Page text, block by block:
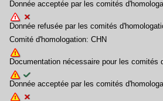
Donnée acceptée par les comités
Donnée refusée par les comités
Comité d'homologation: CHN
Documentation nécessaire pour les comités
Donnée acceptée par les comités